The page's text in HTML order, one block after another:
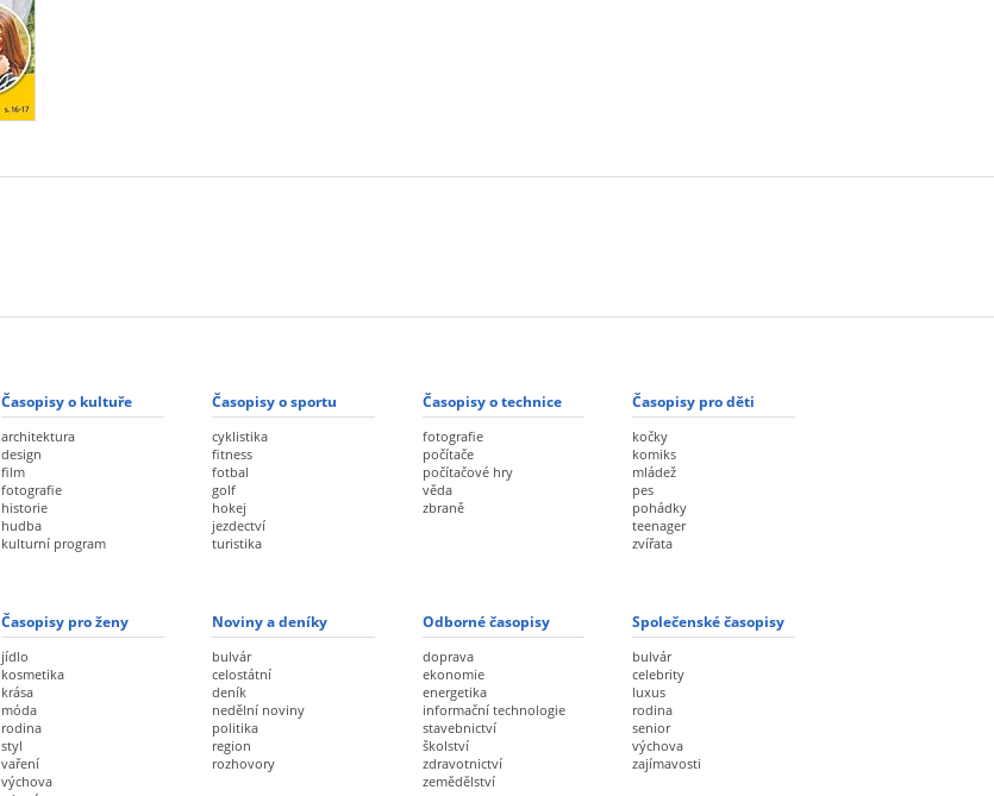
Časopisy o kultuře
architektura
design
film
fotografie
historie
hudba
kulturní program
Časopisy o sportu
cyklistika
fitness
fotbal
golf
hokej
jezdectví
turistika
Časopisy o technice
fotografie
počítače
počítačové hry
věda
zbraně
Časopisy pro děti
kočky
komiks
mládež
pes
pohádky
teenager
zvířata
Časopisy pro ženy
jídlo
kosmetika
krása
móda
rodina
styl
vaření
výchova
Noviny a deníky
bulvár
celostátní
deník
nedělní noviny
politika
region
rozhovory
Odborné časopisy
doprava
ekonomie
energetika
informační technologie
stavebnictví
školství
zdravotnictví
zemědělství
Společenské časopisy
bulvár
celebrity
luxus
rodina
senior
výchova
zajímavosti